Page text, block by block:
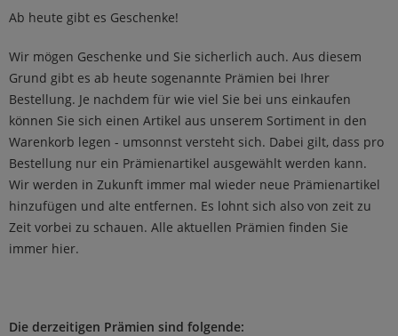
Ab heute gibt es Geschenke!
Wir mögen Geschenke und Sie sicherlich auch. Aus diesem
Grund gibt es ab heute sogenannte Prämien bei Ihrer
Bestellung. Je nachdem für wie viel Sie bei uns einkaufen
können Sie sich einen Artikel aus unserem Sortiment in den
Warenkorb legen - umsonnst versteht sich. Dabei gilt, dass pro
Bestellung nur ein Prämienartikel ausgewählt werden kann.
Wir werden in Zukunft immer mal wieder neue Prämienartikel
hinzufügen und alte entfernen. Es lohnt sich also von zeit zu
Zeit vorbei zu schauen. Alle aktuellen Prämien finden Sie
immer hier.
Die derzeitigen Prämien sind folgende: